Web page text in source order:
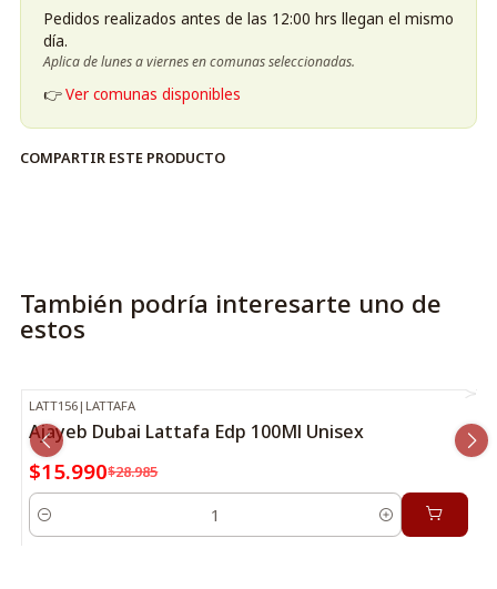
Pedidos realizados antes de las 12:00 hrs llegan el mismo
día.
Aplica de lunes a viernes en comunas seleccionadas.
👉Ver comunas disponibles
COMPARTIR ESTE PRODUCTO
También podría interesarte uno de
estos
-45%OFF
LATT156 | LATTAFA
Ajayeb Dubai Lattafa Edp 100Ml Unisex
$15.990$28.985
Cantidad